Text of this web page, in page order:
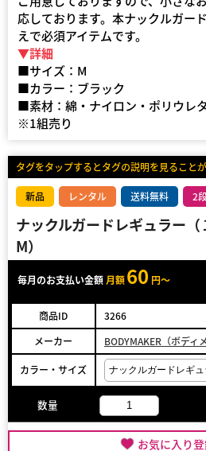
応しております。本ナックルガー
えで必須アイテムです。
▼詳細
■サイズ：M
■カラー：ブラック
■素材：綿・ナイロン・ポリウレ
※1組売り
タグをタップするとタグの説明を見ることが
新品 レンタル 送料無料 2
ナックルガードレギュラー（
M）
毎月のお支払い金額 月額60 円～
商品ID
3266
メーカー
BODYMAKER（ボディ
カラー・サイズ
数量
お気に入り